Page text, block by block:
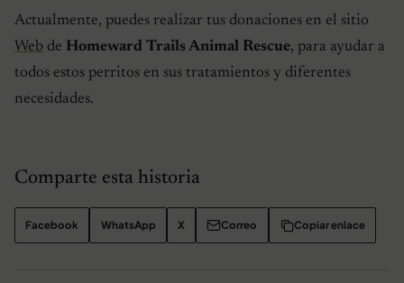
Actualmente, puedes realizar tus donaciones en el sitio
Web de Homeward Trails Animal Rescue, para ayudar a
todos estos perritos en sus tratamientos y diferentes
necesidades.
Comparte esta historia
Facebook WhatsApp X Correo Copiar enlace